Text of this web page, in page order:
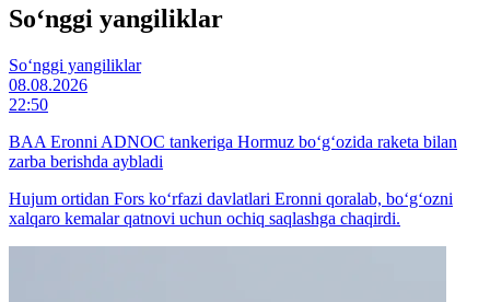
So‘nggi yangiliklar
So‘nggi yangiliklar
08.08.2026
22:50
BAA Eronni ADNOC tankeriga Hormuz bo‘g‘ozida raketa bilan
zarba berishda aybladi
Hujum ortidan Fors ko‘rfazi davlatlari Eronni qoralab, bo‘g‘ozni
xalqaro kemalar qatnovi uchun ochiq saqlashga chaqirdi.